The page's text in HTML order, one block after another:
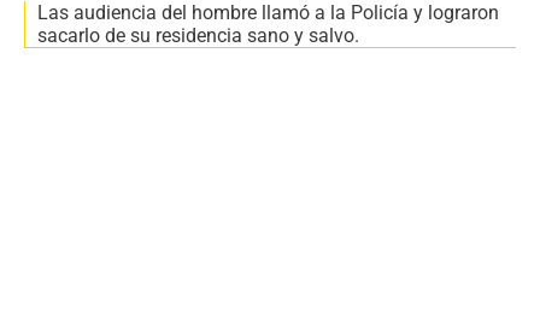
Las audiencia del hombre llamó a la Policía y lograron
sacarlo de su residencia sano y salvo.